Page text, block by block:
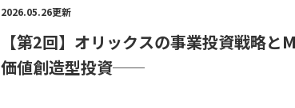
2026.05.26更新
【第2回】オリックスの事業投資戦略
価値創造型投資──